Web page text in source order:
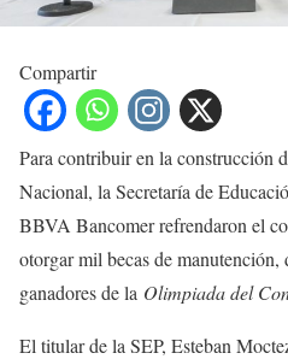
Compartir
Para contribuir en la construcción
Nacional, la Secretaría de
BBVA Bancomer refrendaron el
otorgar mil becas de manutención,
ganadores de la Olimpiada del
El titular de la SEP, Esteban